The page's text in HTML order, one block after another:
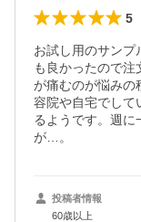
5
お試し用のサンプ
も良かったので
が痛むのが悩みの
容院や自宅でして
るようです。週
が…。
投稿者情報
60歳以上